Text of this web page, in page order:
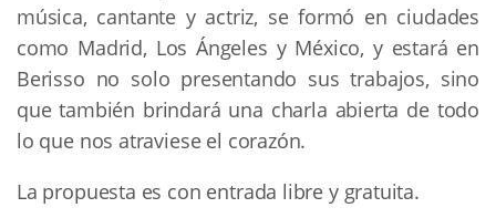
música, cantante y actriz, se formó en ciudades
como Madrid, Los Ángeles y México, y estará en
Berisso no solo presentando sus trabajos, sino
que también brindará una charla abierta de todo
lo que nos atraviese el corazón.
La propuesta es con entrada libre y gratuita.